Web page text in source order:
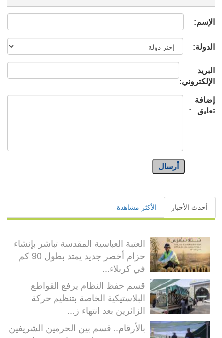
الإسم:
الدولة:
البريد
الإلكتروني:
إضافة
تعليق ..:
أرسال
أحدث الأخبار الأكثر مشاهدة
العتبة العباسية المقدسة تباشر بإنشاء
حزام أخضر جديد يمتد بطول 90 كم
في كربلاء...
قسم حفظ النظام يرفع القواطع
البلاستيكية الخاصة بتنظيم حركة
الزائرين بعد انتهاء ز...
بالأرقام.. قسم بين الحرمين الشريفين